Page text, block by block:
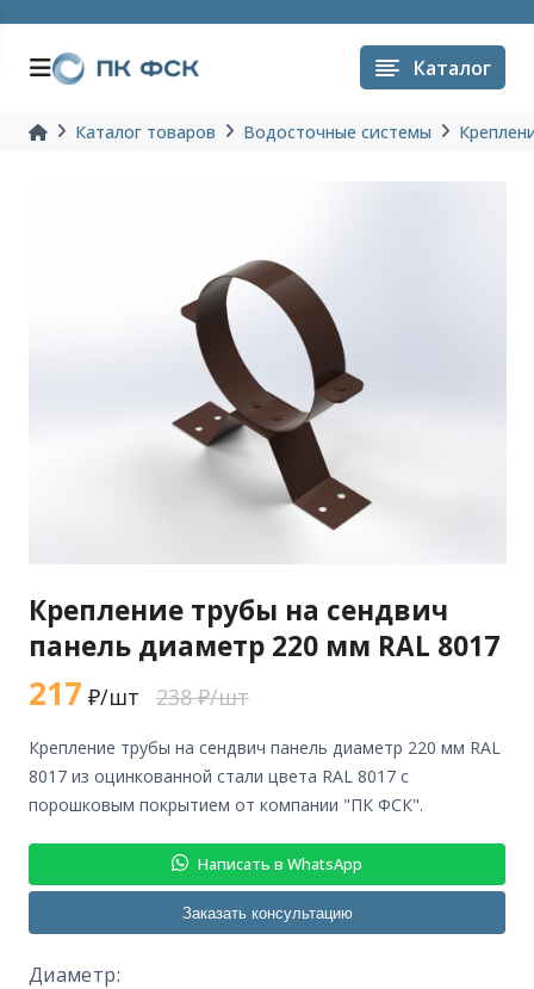
Каталог
Каталог товаров Водосточные системы
Крепление трубы на сендвич
панель диаметр 220 мм RAL 8017
217 ₽/шт 238 ₽/шт
крепление трубы на сендвич панель диаметр 220 мм RAL
8017 из оцинкованной стали цвета RAL 8017 с
порошковым покрытием от компании "ПК ФСК".
Написать в WhatsApp
Заказать консультацию
Диаметр: